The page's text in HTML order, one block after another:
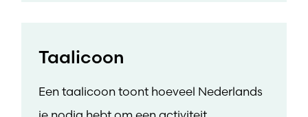
Taalicoon
Een taalicoon toont hoeveel Nederlands